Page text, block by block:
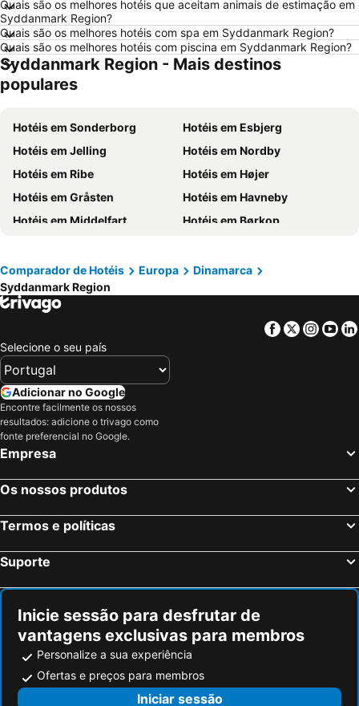
Hotéis em Vilamoura
Hotéis em Vigo
Hotéis em Roma
Hotéis em Centro de Portugal
Hotéis em Sul de Espanha
Hotéis em Málaga
Hotéis em Maiorca
Hotéis em Andaluzia
Hotéis em Ilha do Sal
Hotéis em Galiza
Hotéis em Douro
Hotéis em Costa da Luz
Hotéis em Serra da Estrela
Hotéis em Região de Lisboa
Hotéis em Costa do Sol
Hotéis em Sardenha
Hotéis em Tenerife
Hotéis em Cabo Verde
Quais são os melhores hotéis que aceitam animais de estimação em
Syddanmark Region?
Quais são os melhores hotéis com spa em Syddanmark Region?
Quais são os melhores hotéis com piscina em Syddanmark Region?
Syddanmark Region - Mais destinos
populares
Hotéis em Sonderborg
Hotéis em Esbjerg
Hotéis em Jelling
Hotéis em Nordby
Hotéis em Ribe
Hotéis em Højer
Hotéis em Gråsten
Hotéis em Havneby
Hotéis em Middelfart
Hotéis em Børkop
Hotéis em Bredsten
Hotéis em Varde
Hotéis em Henne
Hotéis em Aabenraa
Hotéis em Kerteminde
Hotéis em Gadbjerg
Hotéis em Vejen
Hotéis em Broager
Hotéis em Marstal
Comparador de Hotéis Europa
Dinamarca
Syddanmark Region
Facebook
Twitter
Selecione o seu país
Adicionar no Google
Encontre facilmente os nossos
resultados: adicione o trivago como
fonte preferencial no Google.
Empresa
Os nossos produtos
Termos e políticas
Suporte
Inicie sessão para desfrutar de
vantagens exclusivas para membros
Personalize a sua experiência
Ofertas e preços para membros
Iniciar sessão